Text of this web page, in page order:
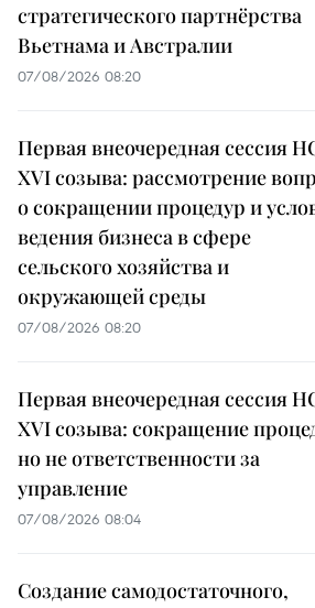
стратегического партнёрства
Вьетнама и Австралии
07/08/2026 08:20
Первая внеочередная сессия
XVI созыва: рассмотрение
о сокращении процедур и
ведения бизнеса в сфере
сельского хозяйства и
окружающей среды
07/08/2026 08:20
Первая внеочередная сессия
XVI созыва: сокращение
но не ответственности за
управление
07/08/2026 08:04
Создание самодостаточного,